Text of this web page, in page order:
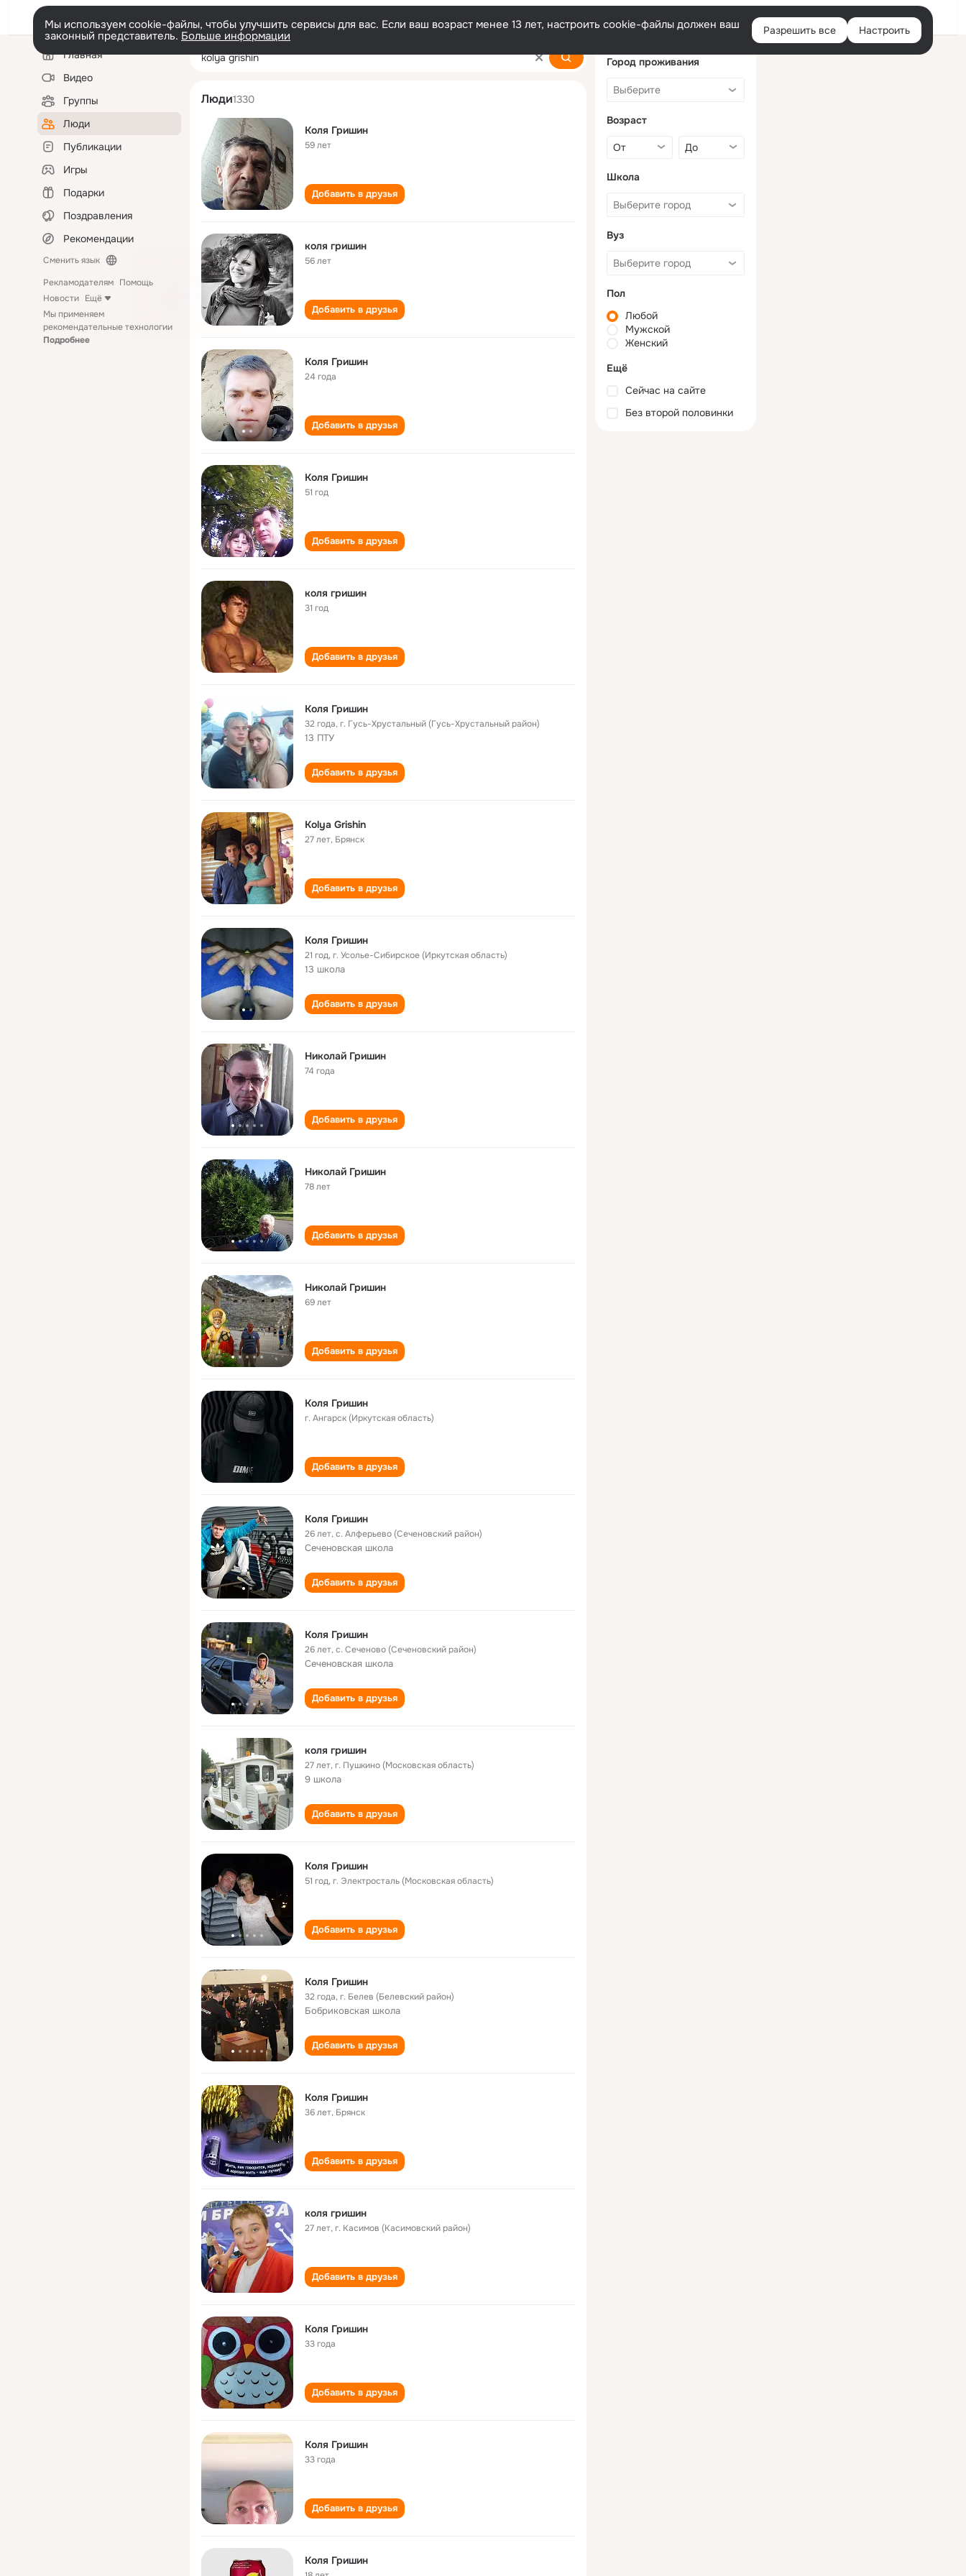
Войти
Мы используем cookie-файлы, чтобы улучшить сервисы для вас. Если ваш возраст менее 13 лет, настроить cookie-файлы должен ваш
законный представитель. Больше информации Разрешить все Настроить
Левая
колонкаГлавная
Видео
Группы
Люди
Публикации
Игры
Подарки
Поздравления
Рекомендации
Сменить язык
Рекламодателям Помощь
Новости Ещё
Мы применяем
рекомендательные технологии
Подробнее
kolya grishin
Люди1330
Коля Гришин
59 лет
Добавить в друзья
коля гришин
56 лет
Добавить в друзья
Коля Гришин
24 года
Добавить в друзья
Коля Гришин
51 год
Добавить в друзья
коля гришин
31 год
Добавить в друзья
Коля Гришин
32 года,г. Гусь-Хрустальный (Гусь-Хрустальный район)
13 ПТУ
Добавить в друзья
Kolya Grishin
27 лет, Брянск
Добавить в друзья
Коля Гришин
21 год,г. Усолье-Сибирское (Иркутская область)
13 школа
Добавить в друзья
Николай Гришин
74 года
Добавить в друзья
Николай Гришин
78 лет
Добавить в друзья
Николай Гришин
69 лет
Добавить в друзья
Коля Гришин
г. Ангарск (Иркутская область)
Добавить в друзья
Коля Гришин
26 лет,с. Алферьево (Сеченовский район)
Сеченовская школа
Добавить в друзья
Коля Гришин
26 лет,с. Сеченово (Сеченовский район)
Сеченовская школа
Добавить в друзья
коля гришин
27 лет,г. Пушкино (Московская область)
9 школа
Добавить в друзья
Коля Гришин
51 год,г. Электросталь (Московская область)
Добавить в друзья
Коля Гришин
32 года,г. Белев (Белевский район)
Бобриковская школа
Добавить в друзья
Коля Гришин
36 лет, Брянск
Добавить в друзья
коля гришин
27 лет,г. Касимов (Касимовский район)
Добавить в друзья
Коля Гришин
33 года
Добавить в друзья
Коля Гришин
33 года
Добавить в друзья
Коля Гришин
Город проживания
Возраст
Школа
Вуз
Пол
Любой
Мужской
Женский
Ещё
Сейчас на сайте
Без второй половинки